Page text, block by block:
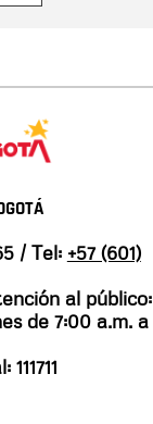
/ Tel: +57 (601)
al público:
de 7:00 a.m. a